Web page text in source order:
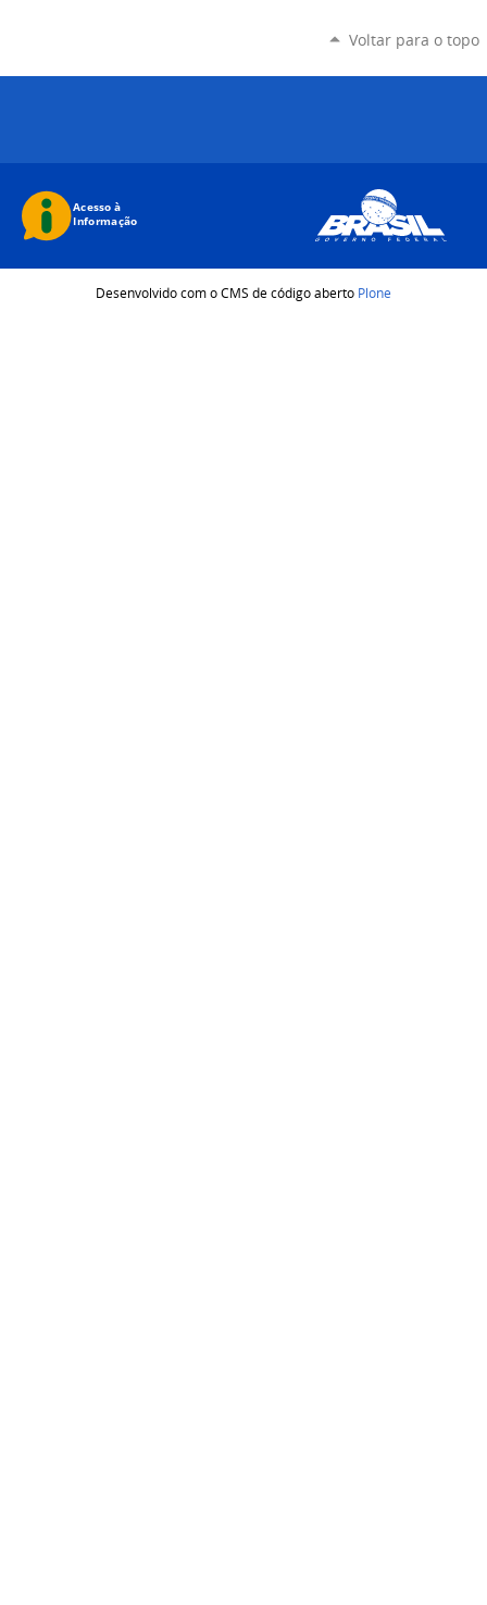
Voltar para o topo
Desenvolvido com o CMS de código aberto Plone